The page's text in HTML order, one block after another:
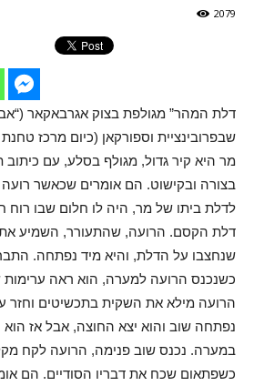
2079
שבפרובינציית וספורקאן (כיום מרכז
מר היא קיר גדול, מגולף בסלע, עם
בצורה ובקישוט. הם אומרים שכאשר
לדלת ביתו של מר, היה לו חלום שבו רוח
דלת הקסם. הרועה, שהתעורר, השמיע את
שנחצבו על הדלת, והיא מיד נפתחה.
כשנכנס הרועה למערה, הוא ראה ערימות
הרועה מילא את השקית בתכשיטים וחזר
נפתחה שוב והוא יצא החוצה, אבל אז
במערה. נכנס שוב פנימה, הרועה לקח
כשפתאום שכח את דבריו הסודיים. הם